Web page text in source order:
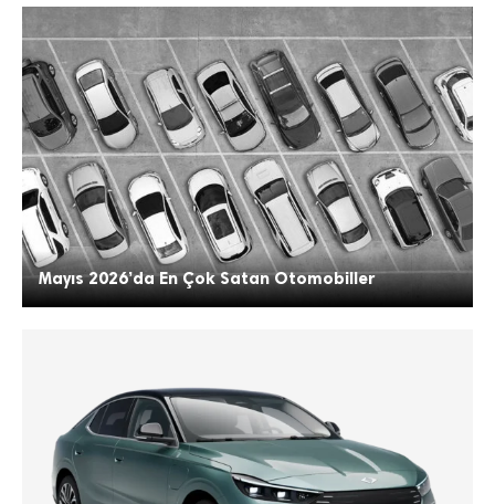
Mayıs 2026’da En Çok Satan Otomobiller